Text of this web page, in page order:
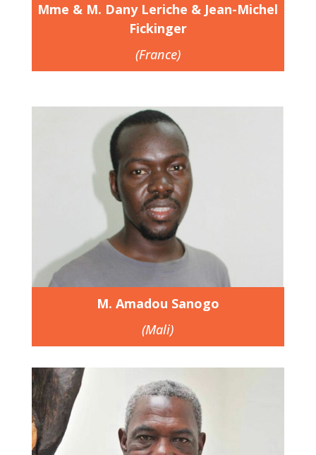
Mme & M. Dany Leriche & Jean-Michel
Fickinger
(France)
M. Amadou Sanogo
(Mali)